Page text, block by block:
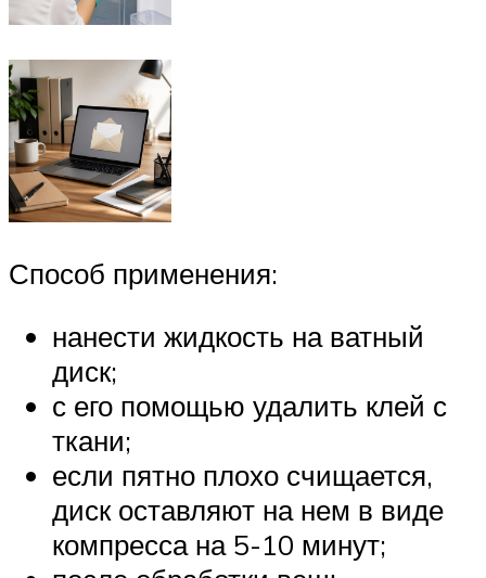
Способ применения:
нанести жидкость на ватный
диск;
с его помощью удалить клей с
ткани;
если пятно плохо счищается,
диск оставляют на нем в виде
компресса на 5-10 минут;